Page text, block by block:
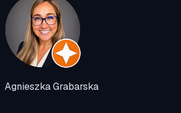
Agnieszka Grabarska